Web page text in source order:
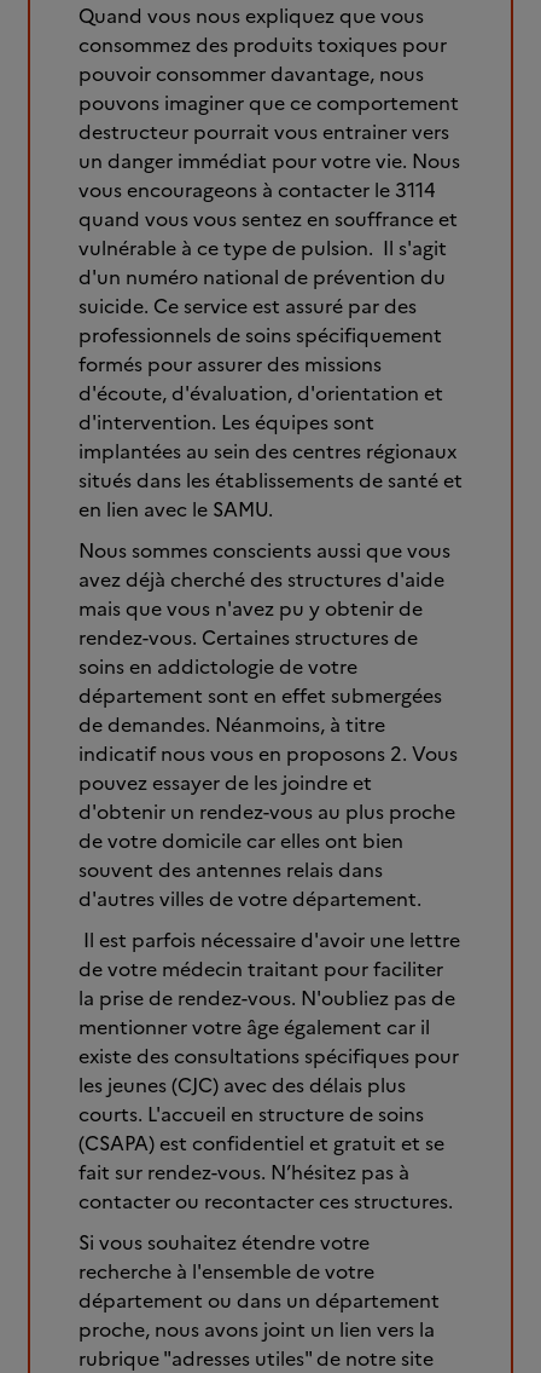
Quand vous nous expliquez que vous
consommez des produits toxiques pour
pouvoir consommer davantage, nous
pouvons imaginer que ce comportement
destructeur pourrait vous entrainer vers
un danger immédiat pour votre vie. Nous
vous encourageons à contacter le 3114
quand vous vous sentez en souffrance et
vulnérable à ce type de pulsion. Il s'agit
d'un numéro national de prévention du
suicide. Ce service est assuré par des
professionnels de soins spécifiquement
formés pour assurer des missions
d'écoute, d'évaluation, d'orientation et
d'intervention. Les équipes sont
implantées au sein des centres régionaux
situés dans les établissements de santé et
en lien avec le SAMU.
Nous sommes conscients aussi que vous
avez déjà cherché des structures d'aide
mais que vous n'avez pu y obtenir de
rendez-vous. Certaines structures de
soins en addictologie de votre
département sont en effet submergées
de demandes. Néanmoins, à titre
indicatif nous vous en proposons 2. Vous
pouvez essayer de les joindre et
d'obtenir un rendez-vous au plus proche
de votre domicile car elles ont bien
souvent des antennes relais dans
d'autres villes de votre département.
Il est parfois nécessaire d'avoir une lettre
de votre médecin traitant pour faciliter
la prise de rendez-vous. N'oubliez pas de
mentionner votre âge également car il
existe des consultations spécifiques pour
les jeunes (CJC) avec des délais plus
courts. L'accueil en structure de soins
(CSAPA) est confidentiel et gratuit et se
fait sur rendez-vous. N’hésitez pas à
contacter ou recontacter ces structures.
Si vous souhaitez étendre votre
recherche à l'ensemble de votre
département ou dans un département
proche, nous avons joint un lien vers la
rubrique "adresses utiles" de notre site